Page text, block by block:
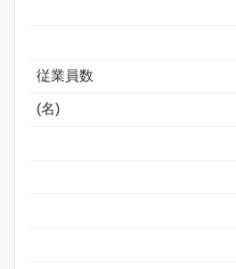
従業員数
(名)